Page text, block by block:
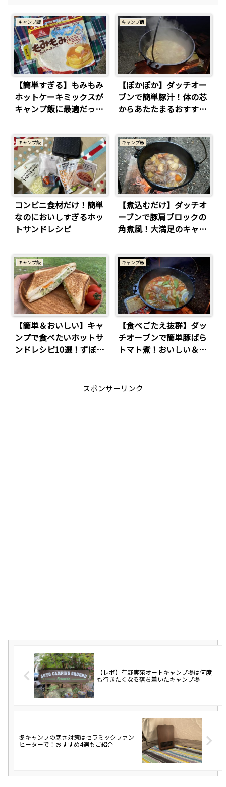
キャンプ飯
【簡単すぎる】もみもみ
ホットケーキミックスが
キャンプ飯に最適だっ
キャンプ飯
【ぽかぽか】ダッチオー
ブンで簡単豚汁！体の芯
からあたたまるおすすめ
キャンプ飯
コンビニ食材だけ！簡単
なのにおいしすぎるホッ
トサンドレシピ
キャンプ飯
【煮込むだけ】ダッチオ
ーブンで豚肩ブロックの
角煮風！大満足のキャン
キャンプ飯
【簡単＆おいしい】キャ
ンプで食べたいホットサ
ンドレシピ10選！ずぼら
キャンプ飯
【食べごたえ抜群】ダッ
チオーブンで簡単豚ばら
トマト煮！おいしい＆キ
スポンサーリンク
【レポ】有野実苑オートキャンプ場は何度
も行きたくなる落ち着いたキャンプ場
冬キャンプの寒さ対策はセラミックファン
ヒーターで！おすすめ4選もご紹介